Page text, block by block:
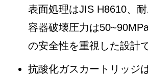
表面処理はJIS H8610、耐
容器破壊圧力は
の安全性を重視した設計で
抗酸化ガスカートリッジ